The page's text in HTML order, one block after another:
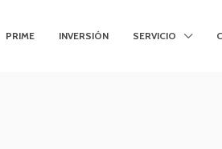
PRIME INVERSIÓN SERVICIO